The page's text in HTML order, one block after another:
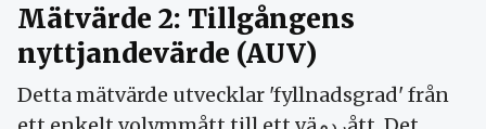
Mätvärde 2: Tillgångens
nyttjandevärde (AUV)
Detta mätvärde utvecklar 'fyllnadsgrad' från